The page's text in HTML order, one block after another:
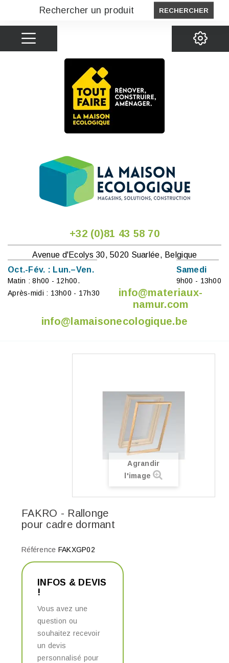
RECHERCHER
+32 (0)81 43 58 70
Avenue d'Ecolys 30, 5020 Suarlée, Belgique
Oct.-Fév. : Lun.–Ven.
Matin : 8h00 - 12h00.
Après-midi : 13h00 - 17h30
Samedi
9h00 - 13h00
info@materiaux-
namur.com
info@lamaisonecologique.be
Agrandir
l'image
FAKRO - Rallonge
pour cadre dormant
Référence FAKXGP02
INFOS & DEVIS
!
Vous avez une
question ou
souhaitez recevoir
un devis
personnalisé pour